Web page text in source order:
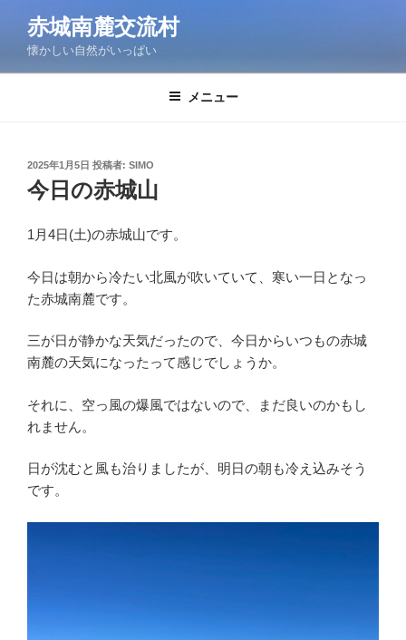
ン
赤城南麓交流村
懐かしい自然がいっぱい
メニュー
投
稿
日:
2025年1月5日 投稿者: SIMO
今日の赤城山
1月4日(土)の赤城山です。
今日は朝から冷たい北風が吹いていて、寒い一日となっ
た赤城南麓です。
三が日が静かな天気だったので、今日からいつもの赤城
南麓の天気になったって感じでしょうか。
それに、空っ風の爆風ではないので、まだ良いのかもし
れません。
日が沈むと風も治りましたが、明日の朝も冷え込みそう
です。